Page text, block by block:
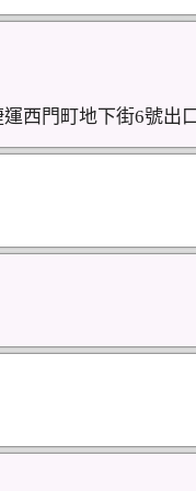
西門町地下街6號出